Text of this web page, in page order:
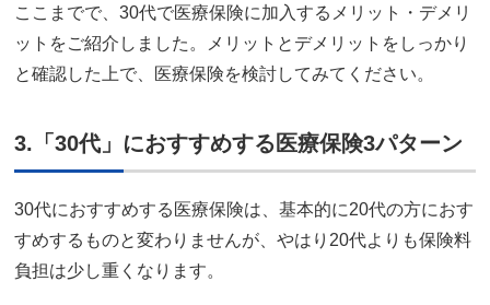
ここまでで、30代で医療保険に加入するメリット・デメリ
ットをご紹介しました。メリットとデメリットをしっかり
と確認した上で、医療保険を検討してみてください。
3.「30代」におすすめする医療保険3パターン
30代におすすめする医療保険は、基本的に20代の方におす
すめするものと変わりませんが、やはり20代よりも保険料
負担は少し重くなります。